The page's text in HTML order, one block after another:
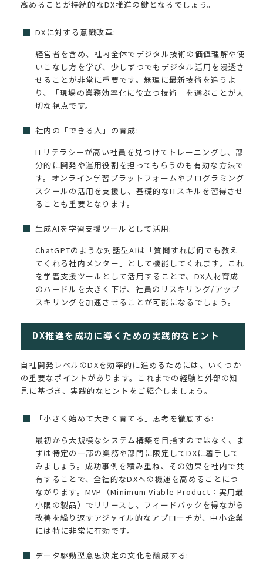
高めることが持続的なDX推進の鍵となるでしょう。
DXに対する意識改革:
経営者を含め、社内全体でデジタル技術の価値理解や使
いこなし方を学び、少しずつでもデジタル活用を浸透さ
せることが非常に重要です。無理に最新技術を追うよ
り、「現場の業務効率化に役立つ技術」を選ぶことが大
切な視点です。
社内の「できる人」の育成:
ITリテラシーが高い社員を見つけてトレーニングし、部
分的に開発や運用役割を担ってもらうのも有効な方法で
す。オンライン学習プラットフォームやプログラミング
スクールの活用を支援し、基礎的なITスキルを習得させ
ることも重要となります。
生成AIを学習支援ツールとして活用:
ChatGPTのような対話型AIは「質問すれば何でも教え
てくれる社内メンター」として機能してくれます。これ
を学習支援ツールとして活用することで、DX人材育成
のハードルを大きく下げ、社員のリスキリング/アップ
スキリングを加速させることが可能になるでしょう。
DX推進を成功に導くための実践的なヒント
自社開発レベルのDXを効率的に進めるためには、いくつか
の重要なポイントがあります。これまでの経験と外部の知
見に基づき、実践的なヒントをご紹介しましょう。
「小さく始めて大きく育てる」思考を徹底する:
最初から大規模なシステム構築を目指すのではなく、ま
ずは特定の一部の業務や部門に限定してDXに着手して
みましょう。成功事例を積み重ね、その効果を社内で共
有することで、全社的なDXへの機運を高めることにつ
ながります。MVP（Minimum Viable Product：実用最
小限の製品）でリリースし、フィードバックを得ながら
改善を繰り返すアジャイル的なアプローチが、中小企業
には特に非常に有効です。
データ駆動型意思決定の文化を醸成する: